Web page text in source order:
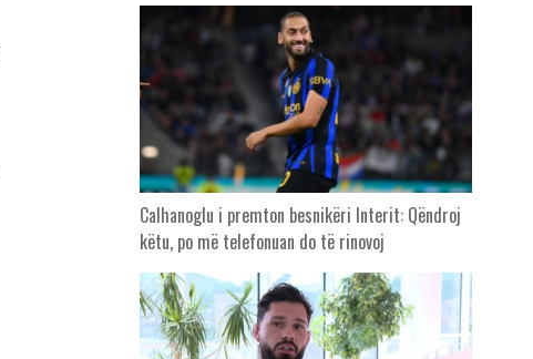
Calhanoglu i premton besnikëri Interit: Qëndroj
këtu, po më telefonuan do të rinovoj